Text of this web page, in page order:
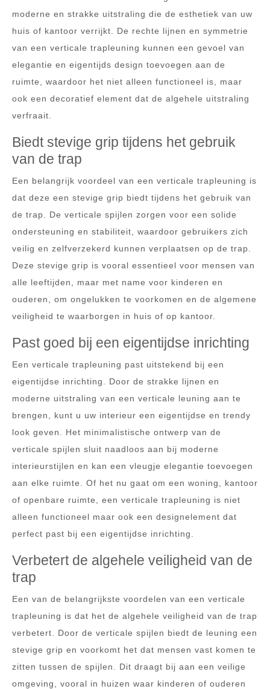
moderne en strakke uitstraling die de esthetiek van uw
huis of kantoor verrijkt. De rechte lijnen en symmetrie
van een verticale trapleuning kunnen een gevoel van
elegantie en eigentijds design toevoegen aan de
ruimte, waardoor het niet alleen functioneel is, maar
ook een decoratief element dat de algehele uitstraling
verfraait.
Biedt stevige grip tijdens het gebruik
van de trap
Een belangrijk voordeel van een verticale trapleuning is
dat deze een stevige grip biedt tijdens het gebruik van
de trap. De verticale spijlen zorgen voor een solide
ondersteuning en stabiliteit, waardoor gebruikers zich
veilig en zelfverzekerd kunnen verplaatsen op de trap.
Deze stevige grip is vooral essentieel voor mensen van
alle leeftijden, maar met name voor kinderen en
ouderen, om ongelukken te voorkomen en de algemene
veiligheid te waarborgen in huis of op kantoor.
Past goed bij een eigentijdse inrichting
Een verticale trapleuning past uitstekend bij een
eigentijdse inrichting. Door de strakke lijnen en
moderne uitstraling van een verticale leuning aan te
brengen, kunt u uw interieur een eigentijdse en trendy
look geven. Het minimalistische ontwerp van de
verticale spijlen sluit naadloos aan bij moderne
interieurstijlen en kan een vleugje elegantie toevoegen
aan elke ruimte. Of het nu gaat om een woning, kantoor
of openbare ruimte, een verticale trapleuning is niet
alleen functioneel maar ook een designelement dat
perfect past bij een eigentijdse inrichting.
Verbetert de algehele veiligheid van de
trap
Een van de belangrijkste voordelen van een verticale
trapleuning is dat het de algehele veiligheid van de trap
verbetert. Door de verticale spijlen biedt de leuning een
stevige grip en voorkomt het dat mensen vast komen te
zitten tussen de spijlen. Dit draagt bij aan een veilige
omgeving, vooral in huizen waar kinderen of ouderen